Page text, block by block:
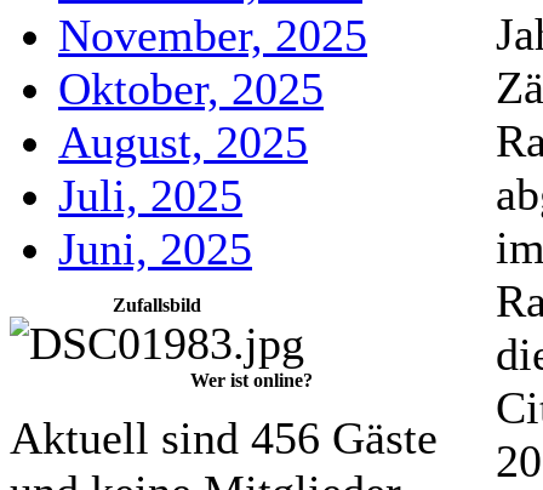
November, 2025
Oktober, 2025
August, 2025
Juli, 2025
Juni, 2025
Zufallsbild
Wer ist online?
Aktuell sind 456 Gäste